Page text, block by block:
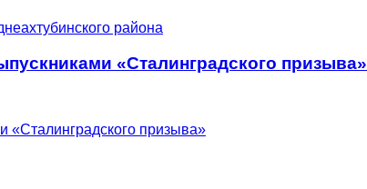
«Сталинградского призыва»